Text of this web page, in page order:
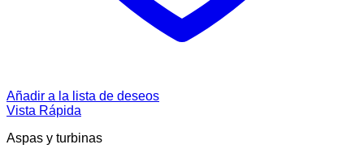
Añadir a la lista de deseos
Vista Rápida
Aspas y turbinas